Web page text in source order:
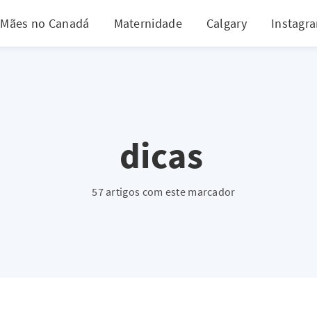
Mães no Canadá Maternidade Calgary
dicas
57 artigos com este marcador